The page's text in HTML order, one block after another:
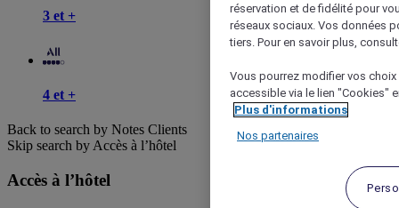
3 et +
4 et +
Back to search by Notes Clients
Skip search by Accès à l’hôtel
Accès à l’hôtel
réservation et de fidélité pour
réseaux sociaux. Vos données
tiers. Pour en savoir plus,
Vous pourrez modifier vos
accessible via le lien "Cookies"
Plus d'informations
Nos partenaires